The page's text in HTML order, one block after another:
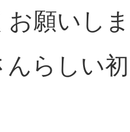
お願いし
んらしい